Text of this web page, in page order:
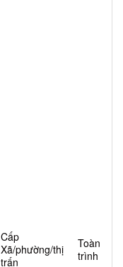
Cấp
Xã/phường/thị
trấn
Toàn
trình